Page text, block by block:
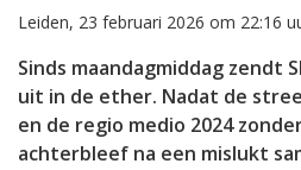
Leiden, 23 februari 2026 om 22:16
Sinds maandagmiddag zendt
uit in de ether. Nadat de
en de regio medio 2024
achterbleef na een mislukt